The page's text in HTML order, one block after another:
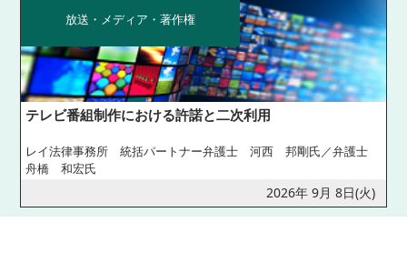
放送・メディア・著作権
テレビ番組制作における許諾と二次利用
レイ法律事務所 統括パートナー弁護士 河西 邦剛氏／弁護士
舟橋 和宏氏
2026年 9月 8日(火)